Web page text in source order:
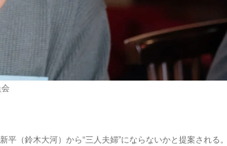
（鈴木大河）から“三人夫婦”にならないかと提案される